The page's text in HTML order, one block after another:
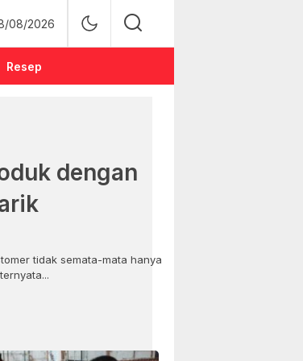
08/2026
Resep
dengan
tidak semata-mata hanya